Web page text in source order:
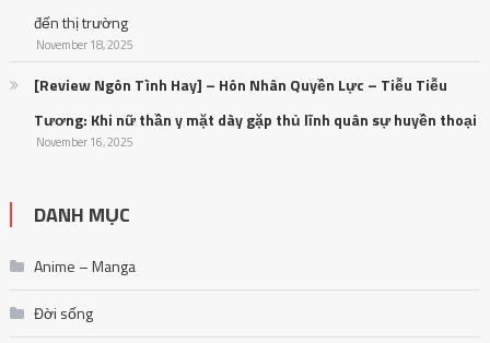
đến thị trường
November 18, 2025
[Review Ngôn Tình Hay] – Hôn Nhân Quyền Lực – Tiễu Tiễu
Tương: Khi nữ thần y mặt dày gặp thủ lĩnh quân sự huyền thoại
November 16, 2025
DANH MỤC
Anime – Manga
Đời sống